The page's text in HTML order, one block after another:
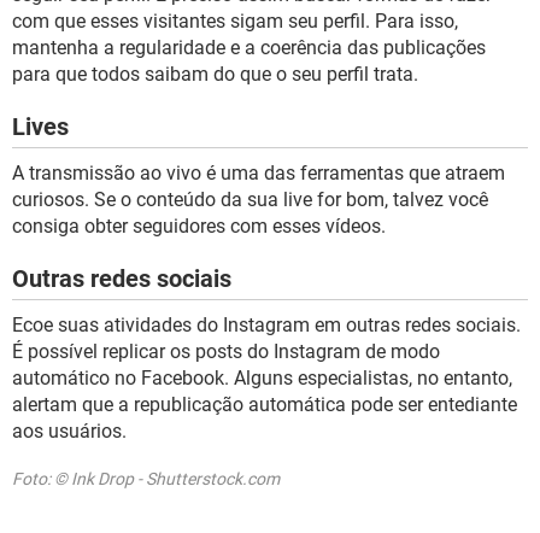
com que esses visitantes sigam seu perfil. Para isso,
mantenha a regularidade e a coerência das publicações
para que todos saibam do que o seu perfil trata.
Lives
A transmissão ao vivo é uma das ferramentas que atraem
curiosos. Se o conteúdo da sua live for bom, talvez você
consiga obter seguidores com esses vídeos.
Outras redes sociais
Ecoe suas atividades do Instagram em outras redes sociais.
É possível replicar os posts do Instagram de modo
automático no Facebook. Alguns especialistas, no entanto,
alertam que a republicação automática pode ser entediante
aos usuários.
Foto: © Ink Drop - Shutterstock.com